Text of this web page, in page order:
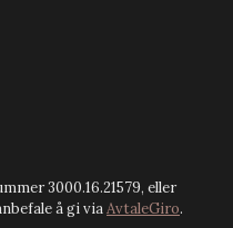
3000.16.21579, eller
å gi viaAvtaleGiro.